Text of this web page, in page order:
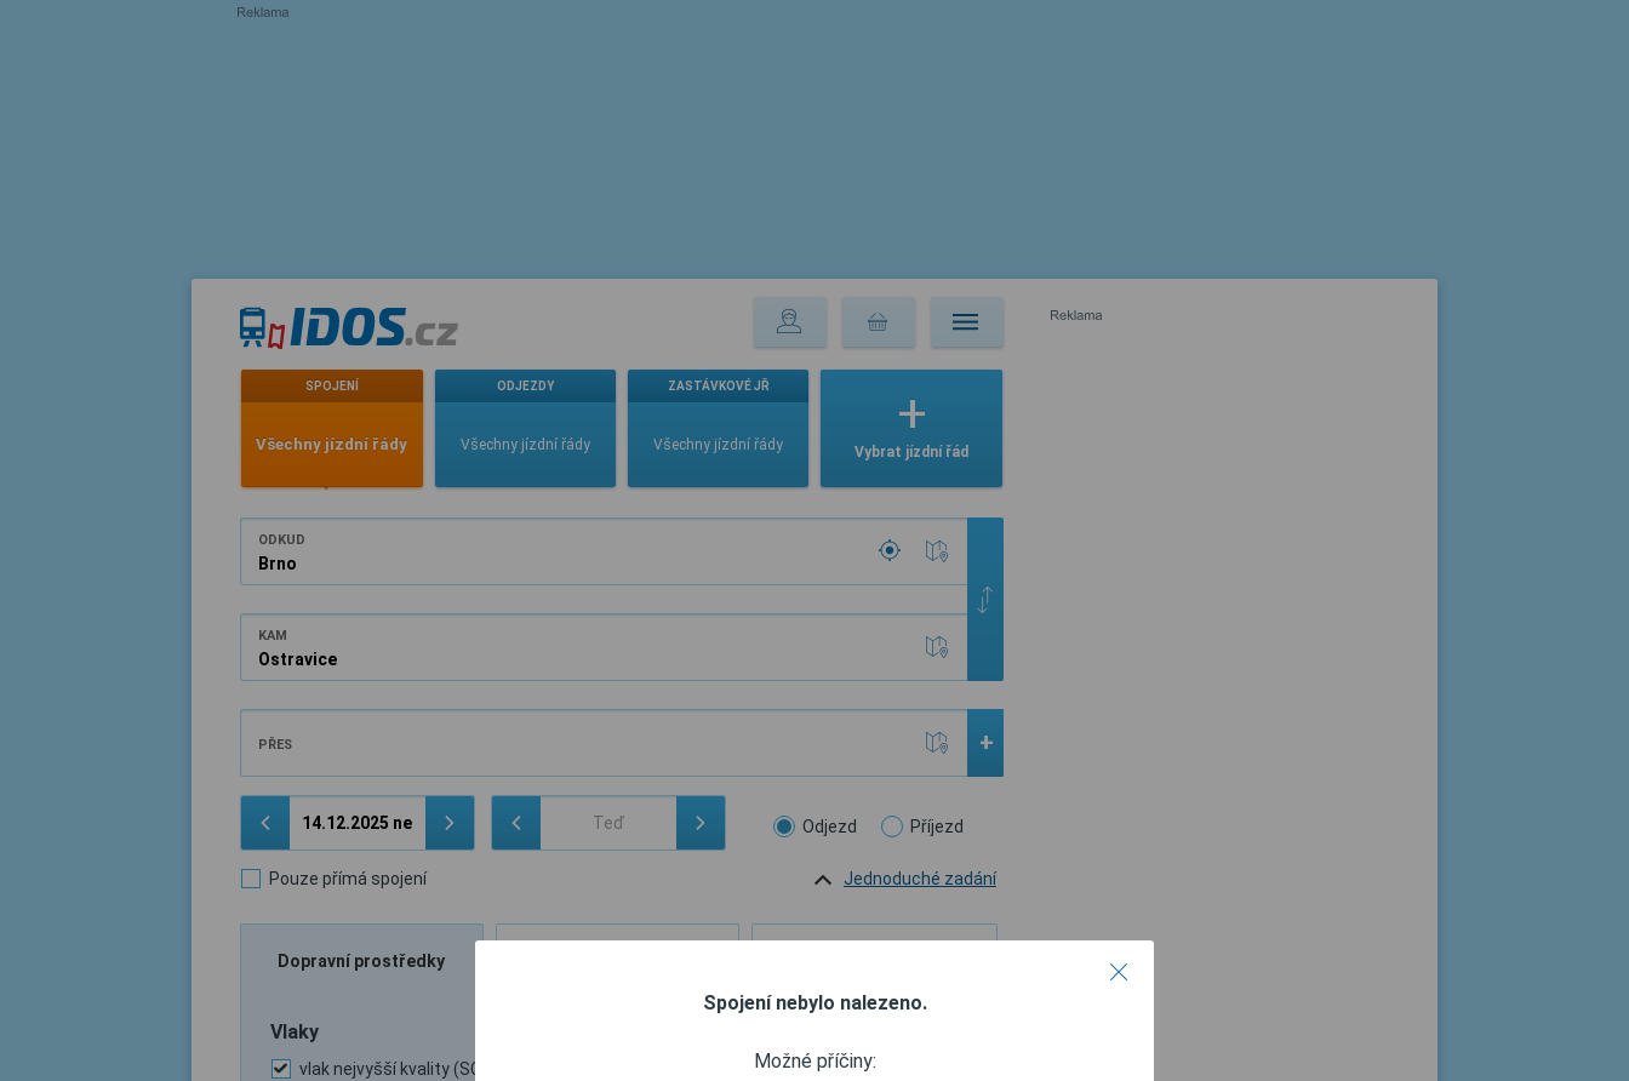
SPOJENÍ
Všechny jízdní řády
ODJEZDY
Všechny jízdní řády
ZASTÁVKOVÉ JŘ
Všechny jízdní řády Vybrat jízdní řád
ODKUD
KAM
PŘES +
Odjezd Příjezd
Pouze přímá spojení Jednoduché zadání
Dopravní prostředky
Vlaky
vlak nejvyšší kvality (SC, ICE, …)
Spojení nebylo nalezeno.
Možné příčiny: